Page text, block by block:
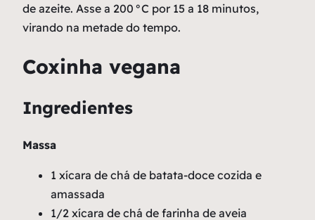
de azeite. Asse a 200 °C por 15 a 18 minutos,
virando na metade do tempo.
Coxinha vegana
Ingredientes
Massa
1 xícara de chá de batata-doce cozida e
amassada
1/2 xícara de chá de farinha de aveia